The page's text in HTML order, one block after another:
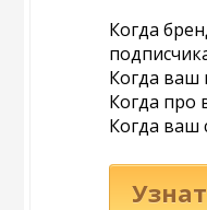
Когда
Когда ваш
Когда про
Когда ваш